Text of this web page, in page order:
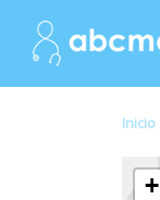
Inicio
+